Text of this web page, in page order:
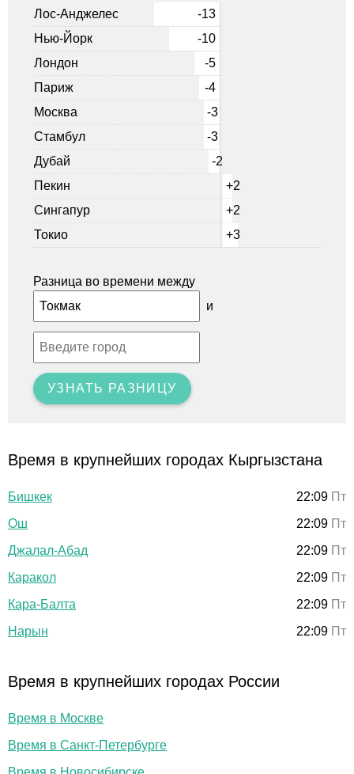
Лос-Анджелес
-13
Нью-Йорк
-10
Лондон
-5
Париж
-4
Москва
-3
Стамбул
-3
Дубай
-2
Пекин
+2
Сингапур
+2
Токио
+3
Разница во времени между
и
УЗНАТЬ РАЗНИЦУ
Время в крупнейших городах Кыргызстана
Бишкек 22:09 Пт
Ош
22:09 Пт
Джалал-Абад
22:09 Пт
Каракол
22:09 Пт
Кара-Балта
22:09 Пт
Нарын
22:09 Пт
Время в крупнейших городах России
Время в Москве
Время в Санкт-Петербурге